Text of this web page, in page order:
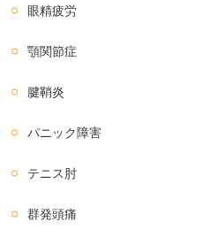
眼精疲労
顎関節症
腱鞘炎
パニック障害
テニス肘
群発頭痛